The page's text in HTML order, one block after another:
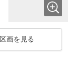
区画を見る